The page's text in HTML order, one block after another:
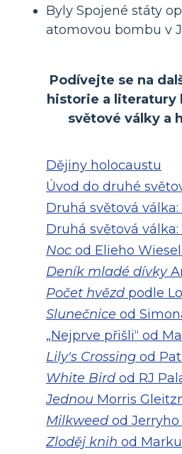
Byly Spojené státy
atomovou bombu v
Podívejte se na
historie a literatury
světové války a
Dějiny holocaustu
Úvod do druhé
Druhá světová válka:
Druhá světová válka:
Noc od Elieho
Deník mladé dívky
Počet hvězd podle
Slunečnice od
„Nejprve přišli“ od
Lily's Crossing od
White Bird od RJ
Jednou Morris
Milkweed od
Zloděj knih od